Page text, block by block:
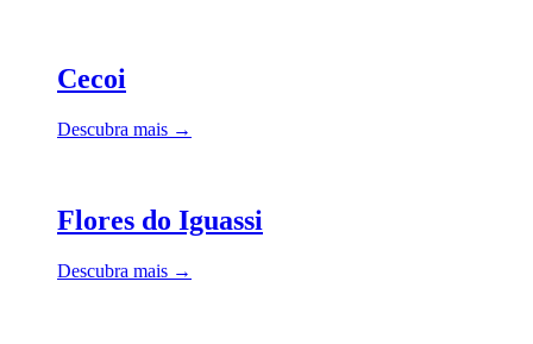
Cecoi
Descubra mais →
Flores do Iguassi
Descubra mais →